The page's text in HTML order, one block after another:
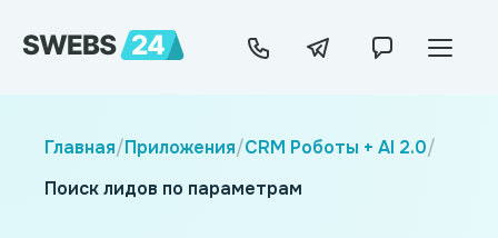
Главная/Приложения/CRM Роботы + AI 2.0/
Поиск лидов по параметрам